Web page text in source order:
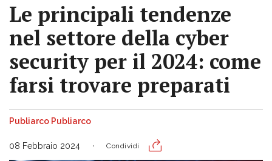
Le principali tendenze
nel settore della cyber
security per il 2024: come
farsi trovare preparati
Publiarco Publiarco
08 Febbraio 2024 Condividi